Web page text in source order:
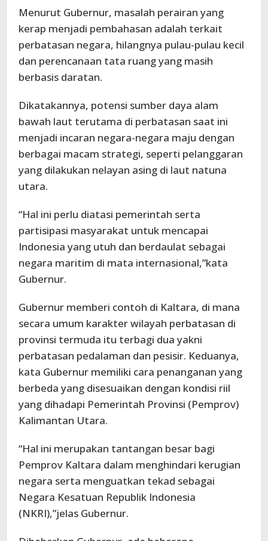
Menurut Gubernur, masalah perairan yang
kerap menjadi pembahasan adalah terkait
perbatasan negara, hilangnya pulau-pulau kecil
dan perencanaan tata ruang yang masih
berbasis daratan.
Dikatakannya, potensi sumber daya alam
bawah laut terutama di perbatasan saat ini
menjadi incaran negara-negara maju dengan
berbagai macam strategi, seperti pelanggaran
yang dilakukan nelayan asing di laut natuna
utara.
“Hal ini perlu diatasi pemerintah serta
partisipasi masyarakat untuk mencapai
Indonesia yang utuh dan berdaulat sebagai
negara maritim di mata internasional,”kata
Gubernur.
Gubernur memberi contoh di Kaltara, di mana
secara umum karakter wilayah perbatasan di
provinsi termuda itu terbagi dua yakni
perbatasan pedalaman dan pesisir. Keduanya,
kata Gubernur memiliki cara penanganan yang
berbeda yang disesuaikan dengan kondisi riil
yang dihadapi Pemerintah Provinsi (Pemprov)
Kalimantan Utara.
“Hal ini merupakan tantangan besar bagi
Pemprov Kaltara dalam menghindari kerugian
negara serta menguatkan tekad sebagai
Negara Kesatuan Republik Indonesia
(NKRI),”jelas Gubernur.